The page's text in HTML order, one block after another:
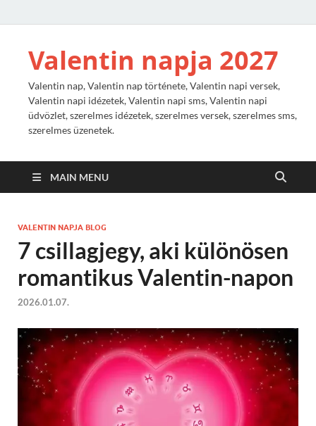
Valentin napja 2027
Valentin nap, Valentin nap története, Valentin napi versek,
Valentin napi idézetek, Valentin napi sms, Valentin napi
üdvözlet, szerelmes idézetek, szerelmes versek, szerelmes sms,
szerelmes üzenetek.
MAIN MENU
VALENTIN NAPJA BLOG
7 csillagjegy, aki különösen
romantikus Valentin-napon
2026.01.07.